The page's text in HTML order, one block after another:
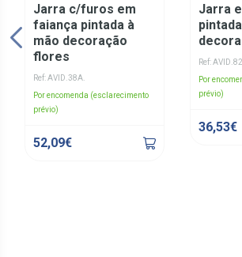
Jarra c/furos em
faiança pintada à
mão decoração
flores
Ref: AVID.38A.
Por encomenda (esclarecimento
prévio)
52,09€
Jarra
Ref: AVID.82
Por
prévio)
36,53€